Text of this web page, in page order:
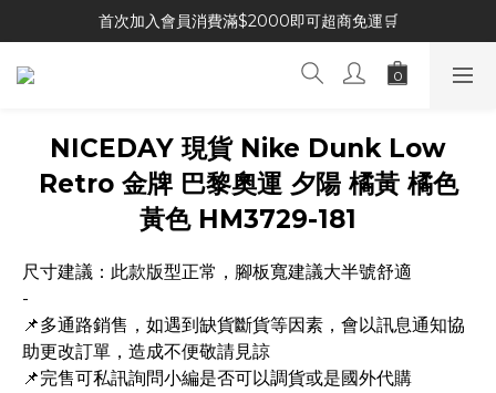
首次加入會員消費滿$2000即可超商免運🛒
NICEDAY 現貨 Nike Dunk Low
Retro 金牌 巴黎奧運 夕陽 橘黃 橘色
黃色 HM3729-181
尺寸建議：此款版型正常，腳板寬建議大半號舒適
-
📌多通路銷售，如遇到缺貨斷貨等因素，會以訊息通知協
助更改訂單，造成不便敬請見諒
📌完售可私訊詢問小編是否可以調貨或是國外代購